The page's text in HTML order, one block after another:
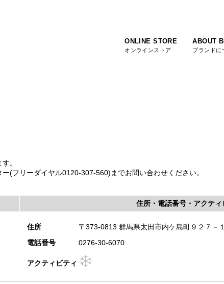
ONLINE STORE
オンラインストア
ABOUT
ブランドに
。
(フリーダイヤル0120-307-560)までお問い合わせください。
住所・電話番号・アクティ
住所
〒373-0813 群馬県太田市内ケ島町９２７－
電話番号
0276-30-6070
アクティビティ